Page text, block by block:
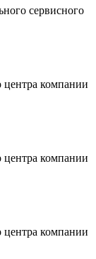
сервисного
центра компании
центра компании
центра компании